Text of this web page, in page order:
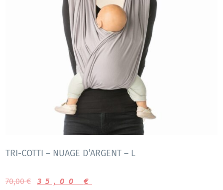
TRI-COTTI – NUAGE D’ARGENT – L
70,00€ 35,00 €